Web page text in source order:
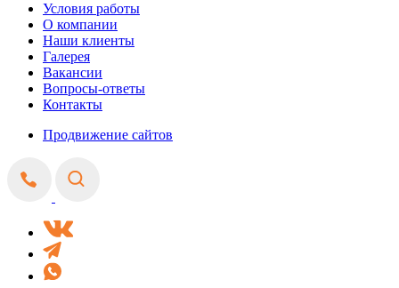
Условия работы
О компании
Наши клиенты
Галерея
Вакансии
Вопросы-ответы
Контакты
Продвижение сайтов